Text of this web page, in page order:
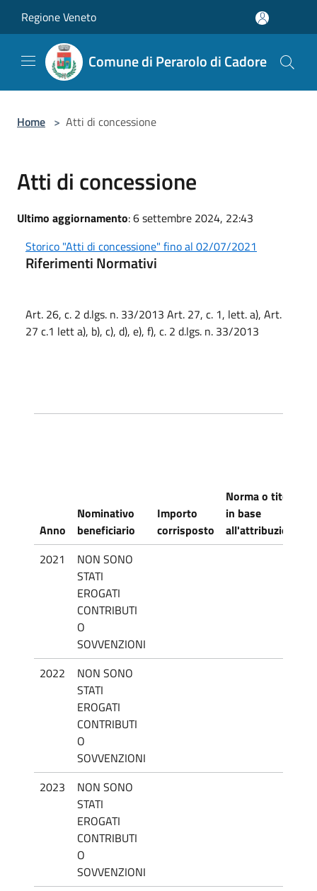
Regione Veneto
Comune di Perarolo di Cadore
Home > Atti di concessione
Atti di concessione
Ultimo aggiornamento: 6 settembre 2024, 22:43
Storico "Atti di concessione" fino al 02/07/2021
Riferimenti Normativi
Art. 26, c. 2 d.lgs. n. 33/2013 Art. 27, c. 1, lett. a), Art.
27 c.1 lett a), b), c), d), e), f), c. 2 d.lgs. n. 33/2013
Anno
Nominativo
beneficiario
Importo
corrisposto
Norma o titolo
in base
all'attribuzione
2021
NON SONO
STATI
EROGATI
CONTRIBUTI
O
SOVVENZIONI
2022
NON SONO
STATI
EROGATI
CONTRIBUTI
O
SOVVENZIONI
2023
NON SONO
STATI
EROGATI
CONTRIBUTI
O
SOVVENZIONI